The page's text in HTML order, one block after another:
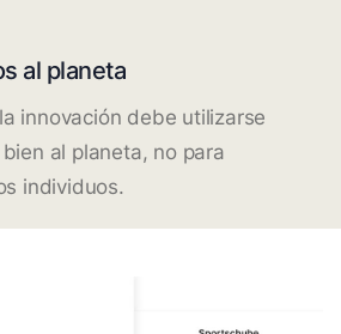
al planeta
innovación debe utilizarse
al planeta, no para
individuos.